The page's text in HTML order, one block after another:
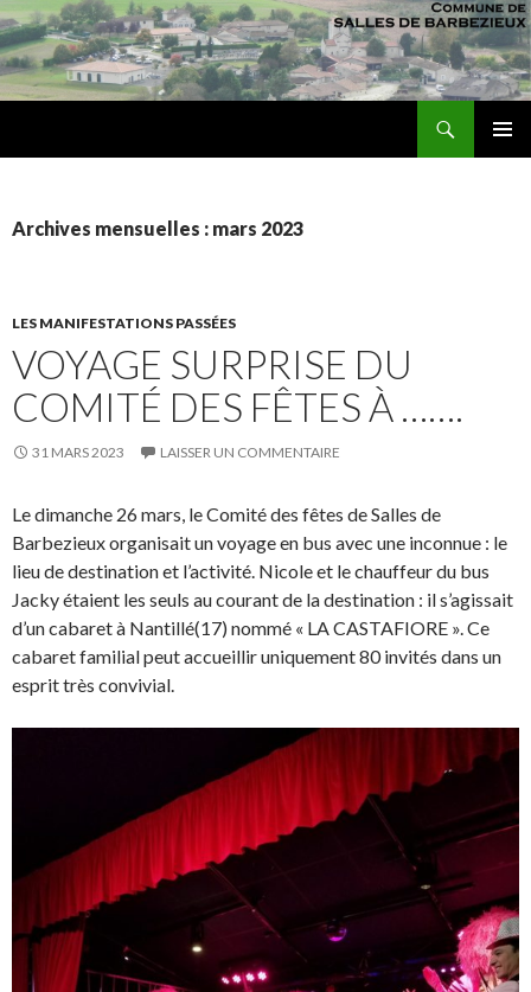
Archives mensuelles : mars 2023
LES MANIFESTATIONS PASSÉES
VOYAGE SURPRISE DU
COMITÉ DES FÊTES À …….
31 MARS 2023 LAISSER UN COMMENTAIRE
Le dimanche 26 mars, le Comité des fêtes de Salles de
Barbezieux organisait un voyage en bus avec une inconnue : le
lieu de destination et l’activité. Nicole et le chauffeur du bus
Jacky étaient les seuls au courant de la destination : il s’agissait
d’un cabaret à Nantillé(17) nommé « LA CASTAFIORE ». Ce
cabaret familial peut accueillir uniquement 80 invités dans un
esprit très convivial.